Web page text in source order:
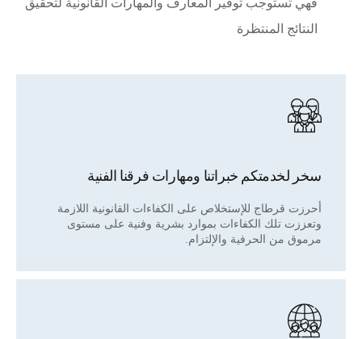
فهي تستوجب توفير المعارف والمهارات القانونية لتحقيق
النتائج المنتظرة
سخر لخدمتكم خبراتنا ومهارات فرقنا الفنية
أحرزت قرطاج للإستخلاص على الكفاءات القانونية اللازمة
وتعززت تلك الكفاءات بموارد بشرية وفنية على مستوى
مرموق من الحرفية والإلتزام.